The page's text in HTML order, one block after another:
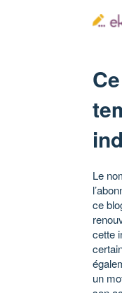
Le
ce
cette
un